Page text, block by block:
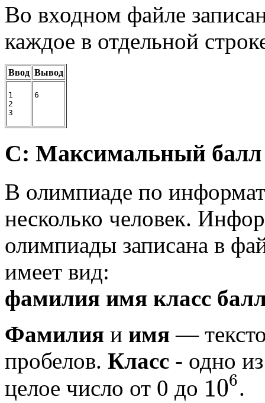
Во входном файле
каждое в отдельной
Ввод Вывод
1
2
3
6
C: Максимальный балл
В олимпиаде по
несколько человек.
олимпиады записана в
имеет вид:
фамилия имя класс
Фамилия и имя —
пробелов. Класс - одно
целое число от 0 до 106.